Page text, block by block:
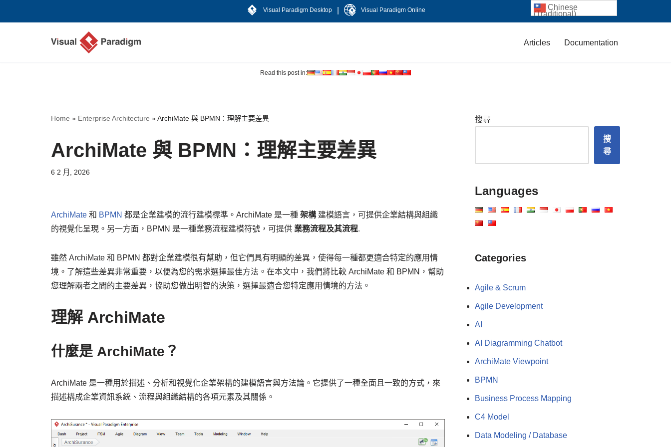
Visual Paradigm Desktop Visual Paradigm Online
Articles Documentation
Read this post in:
Home » Enterprise Architecture »ArchiMate 與 BPMN：理解主要差異
ArchiMate 與 BPMN：理解主要差異
6 2 月, 2026
ArchiMate 和 BPMN 都是企業建模的流行建模標準。ArchiMate 是一種 架構建模語言，可提供企業結構與組織
的視覺化呈現。另一方面，BPMN 是一種業務流程建模符號，可提供 業務流程及其流程.
雖然 ArchiMate 和 BPMN 都對企業建模很有幫助，但它們具有明顯的差異，使得每一種都更適合特定的應用情
境。了解這些差異非常重要，以便為您的需求選擇最佳方法。在本文中，我們將比較 ArchiMate 和 BPMN，幫助
您理解兩者之間的主要差異，協助您做出明智的決策，選擇最適合您特定應用情境的方法。
理解 ArchiMate
什麼是 ArchiMate？
ArchiMate 是一種用於描述、分析和視覺化企業架構的建模語言與方法論。它提供了一種全面且一致的方式，來
描述構成企業資訊系統、流程與組織結構的各項元素及其關係。
搜尋
搜
尋
Languages
Categories
Agile & Scrum
Agile Development
AI
AI Diagramming Chatbot
ArchiMate Viewpoint
BPMN
Business Process Mapping
C4 Model
Data Modeling / Database
Chinese
(Traditional)